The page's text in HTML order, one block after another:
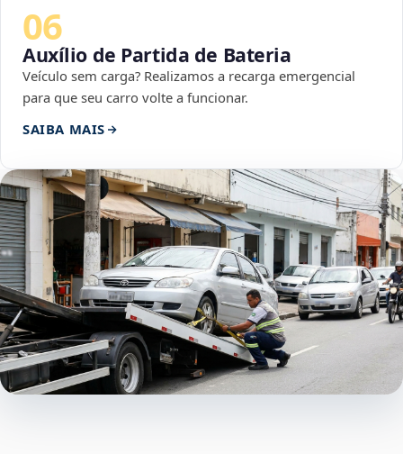
06
Auxílio de Partida de Bateria
Veículo sem carga? Realizamos a recarga emergencial
para que seu carro volte a funcionar.
SAIBA MAIS